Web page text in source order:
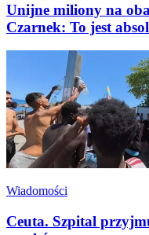
Unijne miliony na
Czarnek: To jest
Wiadomości
Ceuta. Szpital